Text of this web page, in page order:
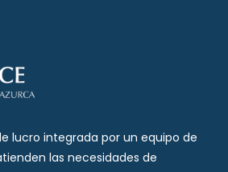
lucro integrada por un equipo de
las necesidades de